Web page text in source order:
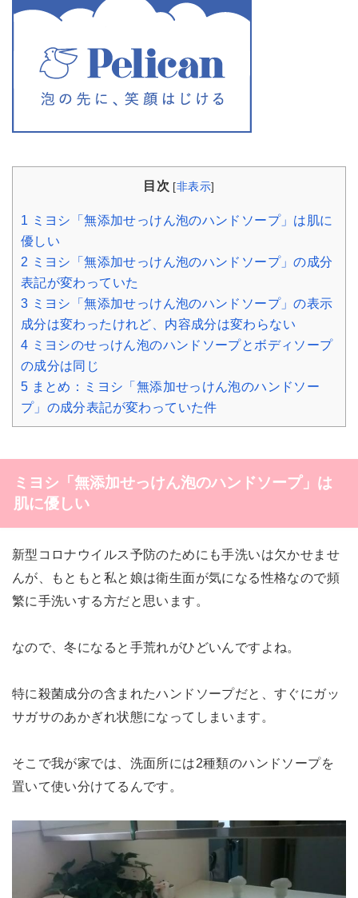
目次 [非表示]
1 ミヨシ「無添加せっけん泡のハンドソープ」は肌に
優しい
2 ミヨシ「無添加せっけん泡のハンドソープ」の成分
表記が変わっていた
3 ミヨシ「無添加せっけん泡のハンドソープ」の表示
成分は変わったけれど、内容成分は変わらない
4 ミヨシのせっけん泡のハンドソープとボディソープ
の成分は同じ
5 まとめ：ミヨシ「無添加せっけん泡のハンドソー
プ」の成分表記が変わっていた件
ミヨシ「無添加せっけん泡のハンドソープ」は
肌に優しい
新型コロナウイルス予防のためにも手洗いは欠かせませ
んが、もともと私と娘は衛生面が気になる性格なので頻
繁に手洗いする方だと思います。
なので、冬になると手荒れがひどいんですよね。
特に殺菌成分の含まれたハンドソープだと、すぐにガッ
サガサのあかぎれ状態になってしまいます。
そこで我が家では、洗面所には2種類のハンドソープを
置いて使い分けてるんです。